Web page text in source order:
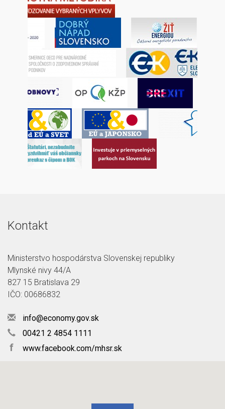
Kontakt
Ministerstvo hospodárstva Slovenskej republiky
Mlynské nivy 44/A
827 15 Bratislava 29
IČO: 00686832
info@economy.gov.sk
00421 2 4854 1111
f www.facebook.com/mhsr.sk